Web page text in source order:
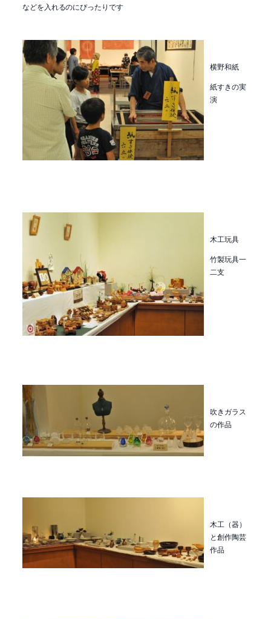
などを入れるのにぴったりです
横野和紙
紙すきの実
演
木工玩具
竹製玩具一
二支
吹きガラス
の作品
木工（器）
と創作陶芸
作品